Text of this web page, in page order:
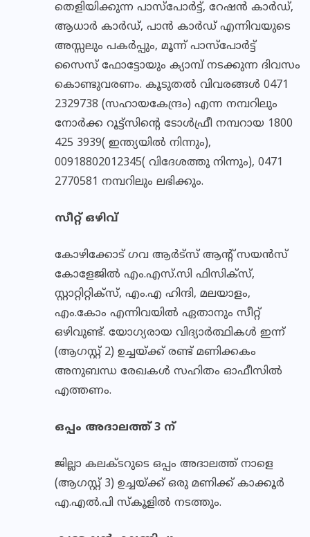
തെളിയിക്കുന്ന പാസ്പോര്‍ട്ട്, റേഷന്‍ കാര്‍ഡ്,
ആധാര്‍ കാര്‍ഡ്, പാന്‍ കാര്‍ഡ് എന്നിവയുടെ
അസ്സലും പകര്‍പ്പും, മൂന്ന് പാസ്പോര്‍ട്ട്
സൈസ് ഫോട്ടോയും ക്യാമ്പ് നടക്കുന്ന ദിവസം
കൊണ്ടുവരണം. കൂടുതല്‍ വിവരങ്ങള്‍ 0471
2329738 (സഹായകേന്ദ്രം) എന്ന നമ്പറിലും
നോര്‍ക്ക റൂട്ട്സിന്റെ ടോള്‍ഫ്രീ നമ്പറായ 1800
425 3939( ഇന്ത്യയില്‍ നിന്നും),
00918802012345( വിദേശത്തു നിന്നും), 0471
2770581 നമ്പറിലും ലഭിക്കും.
സീറ്റ് ഒഴിവ്
കോഴിക്കോട് ഗവ ആര്‍ട്‌സ് ആന്റ് സയന്‍സ്
കോളേജില്‍ എം.എസ്.സി ഫിസിക്‌സ്,
സ്റ്റാറ്റിറ്റിക്‌സ്, എം.എ ഹിന്ദി, മലയാളം,
എം.കോം എന്നിവയില്‍ ഏതാനും സീറ്റ്
ഒഴിവുണ്ട്. യോഗ്യരായ വിദ്യാര്‍ത്ഥികള്‍ ഇന്ന്
(ആഗസ്റ്റ് 2) ഉച്ചയ്ക്ക് രണ്ട് മണിക്കകം
അനുബന്ധ രേഖകള്‍ സഹിതം ഓഫീസില്‍
എത്തണം.
ഒപ്പം അദാലത്ത് 3 ന്
ജില്ലാ കലക്ടറുടെ ഒപ്പം അദാലത്ത് നാളെ
(ആഗസ്റ്റ് 3) ഉച്ചയ്ക്ക് ഒരു മണിക്ക് കാക്കൂര്‍
എ.എല്‍.പി സ്‌കൂളില്‍ നടത്തും.